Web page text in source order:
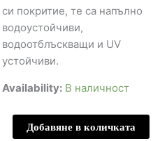
си покритие, те са напълно
водоустойчиви,
водоотблъскващи и UV
устойчиви.
Availability: В наличност
количество
Добавяне в количката